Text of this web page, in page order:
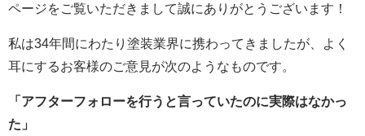
ページをご覧いただきまして誠にありがとうございます！
私は34年間にわたり塗装業界に携わってきましたが、よく
耳にするお客様のご意見が次のようなものです。
「アフターフォローを行うと言っていたのに実際はなかっ
た」